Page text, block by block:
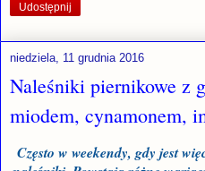
Udostępnij
niedziela, 11 grudnia 2016
Naleśniki piernikowe z
miodem, cynamonem,
Często w weekendy, gdy jest